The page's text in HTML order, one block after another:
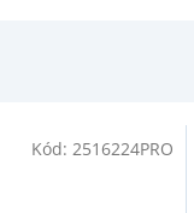
Kód: 2516224PRO